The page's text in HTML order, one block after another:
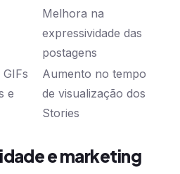
Melhora na
expressividade das
postagens
e
Aumento no tempo
de visualização dos
Stories
e marketing